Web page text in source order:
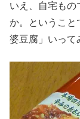
いえ、自宅もの
か。ということ
婆豆腐」いって